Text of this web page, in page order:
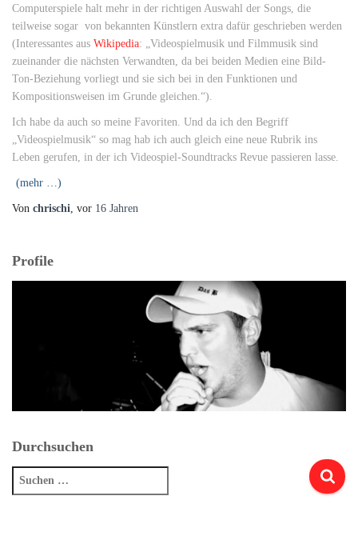
Computerspiele halt mehr in der richtigen Auswahl der Songs, die
teilweise sogar von bekannten Künstlern extra dafür geschrieben werden
(Interessantes aus Wikipedia: „Videospielmusik und Filmmusik sind
zueinander die nächsten Verwandten, da bei beiden Medien eine Bild-
Ton-Beziehung vorliegt und sie sich bei in den Funktionen und
Kompositionsweisen im Grunde gleichen.“).
Ich habe da auch so meine Favoriten. Und da ich den Begriff
„Videospielmusik“ so mag hab ich auch gleich eine neue Rubrik ins
Leben gerufen, in der ich Videospiel-Soundtracks Revue passieren lasse.
(mehr …)
Von chrischi, vor 16 Jahren
Profile
Durchsuchen
Suchen
nach: